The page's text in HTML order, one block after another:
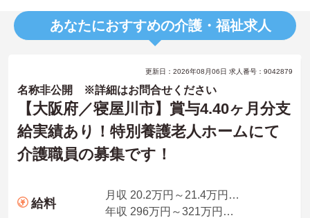
あなたにおすすめの介護・福祉求人
更新日：2026年08月06日 求人番号：9042879
名称非公開 ※詳細はお問合せください
【大阪府／寝屋川市】賞与4.40ヶ月分支
給実績あり！特別養護老人ホームにて
介護職員の募集です！
給料
月収 20.2万円～21.4万円程度 夜勤手当4回込み、別途住宅手当、資格手当、扶養手当あり
年収 296万円～321万円程度